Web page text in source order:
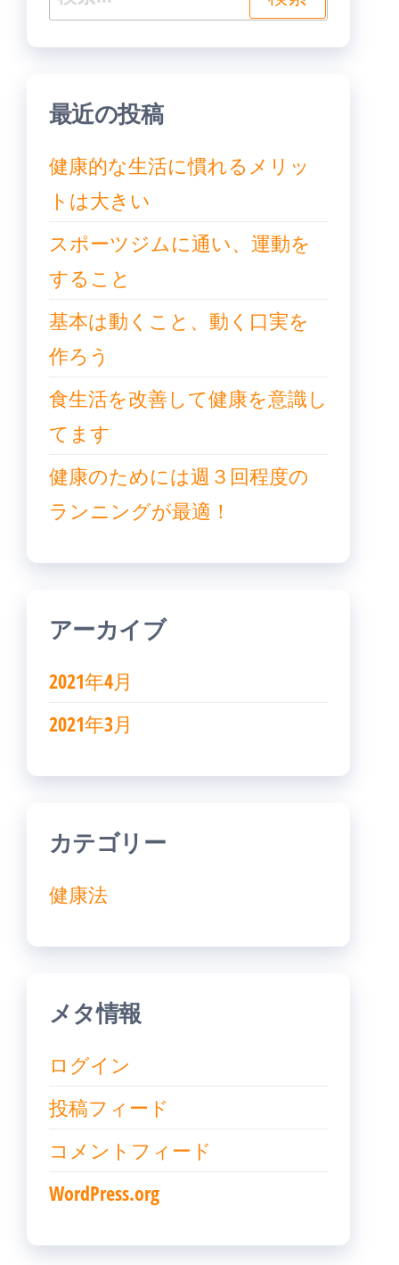
ー
ジ
り
索:
最近の投稿
健康的な生活に慣れるメリッ
トは大きい
スポーツジムに通い、運動を
すること
基本は動くこと、動く口実を
作ろう
食生活を改善して健康を意識し
てます
健康のためには週３回程度の
ランニングが最適！
アーカイブ
2021年4月
2021年3月
カテゴリー
健康法
メタ情報
ログイン
投稿フィード
コメントフィード
WordPress.org